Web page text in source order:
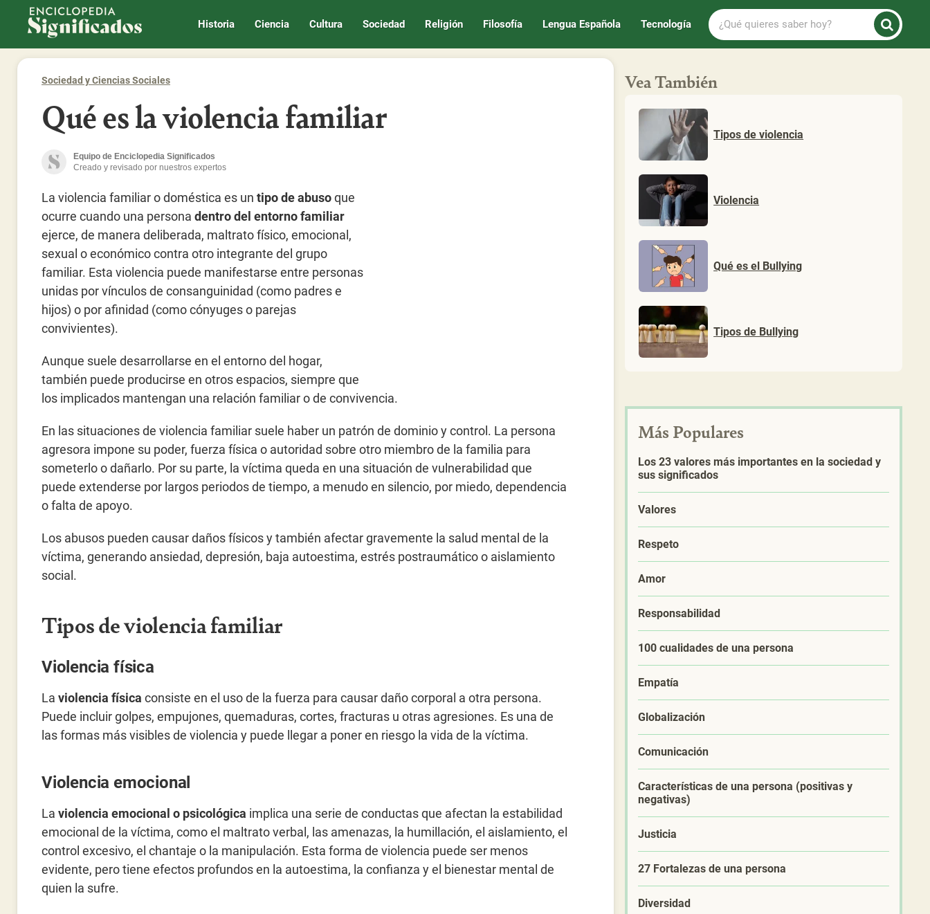
Enciclopedia Significados
Historia Ciencia Cultura Sociedad Religión Filosofía Lengua Española Tecnología
¿Qué
quieres
saber
Sociedad y Ciencias Sociales
Qué es la violencia familiar
Equipo de Enciclopedia Significados
Creado y revisado por nuestros expertos
La violencia familiar o doméstica es un tipo de abusoque
ocurre cuando una persona dentro del entorno familiar
ejerce, de manera deliberada, maltrato físico, emocional,
sexual o económico contra otro integrante del grupo
familiar. Esta violencia puede manifestarse entre personas
unidas por vínculos de consanguinidad (como padres e
hijos) o por afinidad (como cónyuges o parejas
convivientes).
Aunque suele desarrollarse en el entorno del hogar,
también puede producirse en otros espacios, siempre que
los implicados mantengan una relación familiar o de convivencia.
En las situaciones de violencia familiar suele haber un patrón de dominio y control. La persona
agresora impone su poder, fuerza física o autoridad sobre otro miembro de la familia para
someterlo o dañarlo. Por su parte, la víctima queda en una situación de vulnerabilidad que
puede extenderse por largos periodos de tiempo, a menudo en silencio, por miedo, dependencia
o falta de apoyo.
Los abusos pueden causar daños físicos y también afectar gravemente la salud mental de la
víctima, generando ansiedad, depresión, baja autoestima, estrés postraumático o aislamiento
social.
Tipos de violencia familiar
Violencia física
La violencia física consiste en el uso de la fuerza para causar daño corporal a otra persona.
Puede incluir golpes, empujones, quemaduras, cortes, fracturas u otras agresiones. Es una de
las formas más visibles de violencia y puede llegar a poner en riesgo la vida de la víctima.
Violencia emocional
La violencia emocional o psicológica implica una serie de conductas que afectan la estabilidad
emocional de la víctima, como el maltrato verbal, las amenazas, la humillación, el aislamiento, el
control excesivo, el chantaje o la manipulación. Esta forma de violencia puede ser menos
evidente, pero tiene efectos profundos en la autoestima, la confianza y el bienestar mental de
quien la sufre.
Vea También
Tipos de violencia
Violencia
Qué es el Bullying
Tipos de Bullying
Más Populares
Los 23 valores más importantes en la sociedad y
sus significados
Valores
Respeto
Amor
Responsabilidad
100 cualidades de una persona
Empatía
Globalización
Comunicación
Características de una persona (positivas y
negativas)
Justicia
27 Fortalezas de una persona
Diversidad